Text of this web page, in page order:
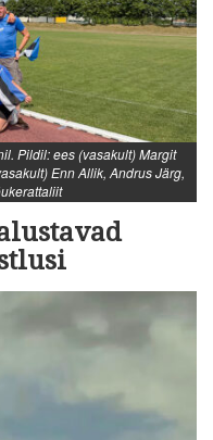
Pildil: ees (vasakult) Margit
Enn Allik, Andrus Järg,